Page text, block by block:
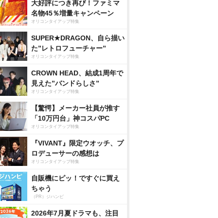
大好評につき再び！ファミマ
名物45％増量キャンペーン
オリコンタイアップ特集
SUPER★DRAGON、自ら描い
た”レトロフューチャー”
オリコンタイアップ特集
CROWN HEAD、結成1周年で
見えた”バンドらしさ”
オリコンタイアップ特集
【驚愕】メーカー社員が推す
「10万円台」神コスパPC
オリコンタイアップ特集
『VIVANT』限定ウオッチ、プ
ロデューサーの感想は
オリコンタイアップ特集
自販機にピッ！ですぐに買え
ちゃう
（PR）ジハンピ
2026年7月夏ドラマも、注目